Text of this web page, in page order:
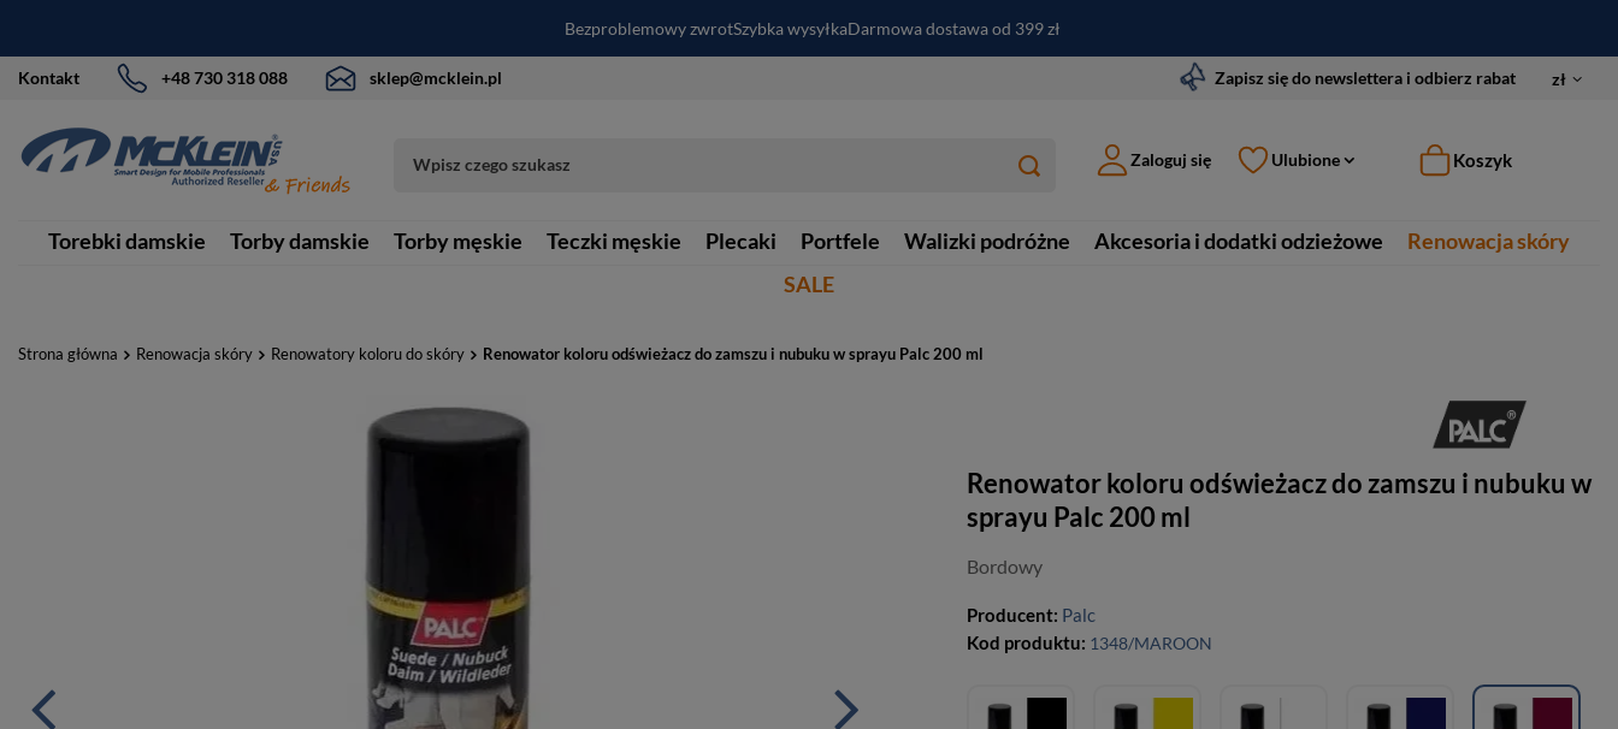
Bezproblemowy zwrotSzybka wysyłkaDarmowa dostawa od 399 zł
Kontakt +48 730 318 088 sklep@mcklein.pl Zapisz się do newslettera i odbierz rabat zł
Zaloguj się Ulubione Koszyk
Torebki damskie Torby damskie Torby męskie Teczki męskie Plecaki Portfele Walizki podróżne Akcesoria i dodatki odzieżowe
Renowacja skóry
SALE
Strona główna Renowacja skóry Renowatory koloru do skóry Renowator koloru odświeżacz do zamszu i nubuku w sprayu Palc 200 ml
Renowator koloru odświeżacz do zamszu i nubuku w
sprayu Palc 200 ml
Bordowy
Producent: Palc
Kod produktu: 1348/MAROON